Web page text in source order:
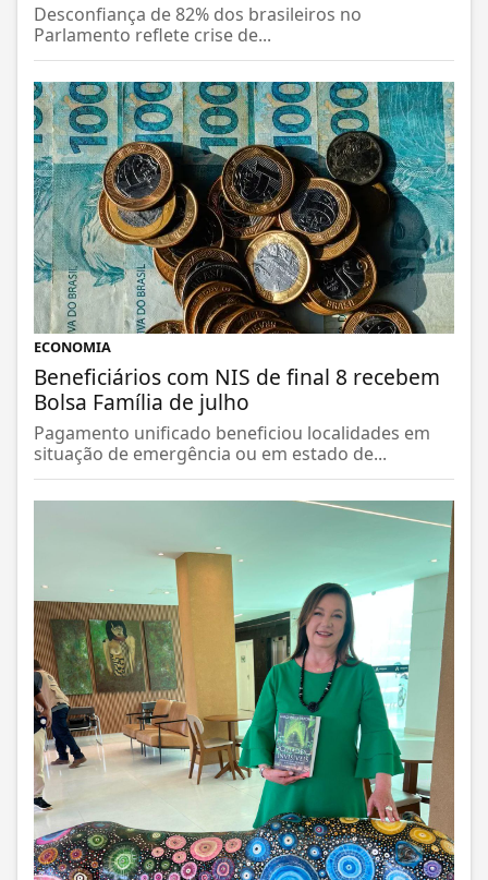
Desconfiança de 82% dos brasileiros no
Parlamento reflete crise de...
ECONOMIA
Beneficiários com NIS de final 8 recebem
Bolsa Família de julho
Pagamento unificado beneficiou localidades em
situação de emergência ou em estado de...